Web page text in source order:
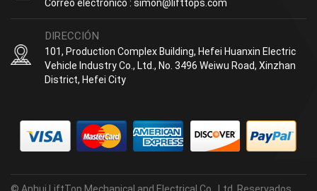
Correo electrónico : simon@lifttops.com
DIRECCIÓN
101, Production Complex Building, Hefei Huanxin Electric
Vehicle Industry Co., Ltd., No. 3496 Weiwu Road, Xinzhan
District, Hefei City